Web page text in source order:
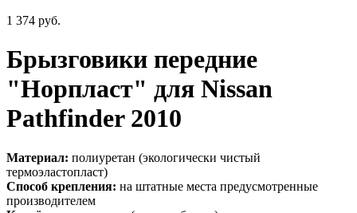
1 374 руб.
Брызговики передние
"Норпласт" для Nissan
Pathfinder 2010
Материал: полиуретан (экологически чистый
термоэластопласт)
Способ крепления: на штатные места предусмотренные
производителем